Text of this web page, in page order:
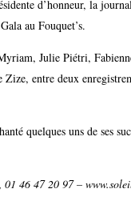
d’honneur, la
au Fouquet’s.
Julie Piétri,
entre deux
quelques uns de ses
01 46 47 20 97 –